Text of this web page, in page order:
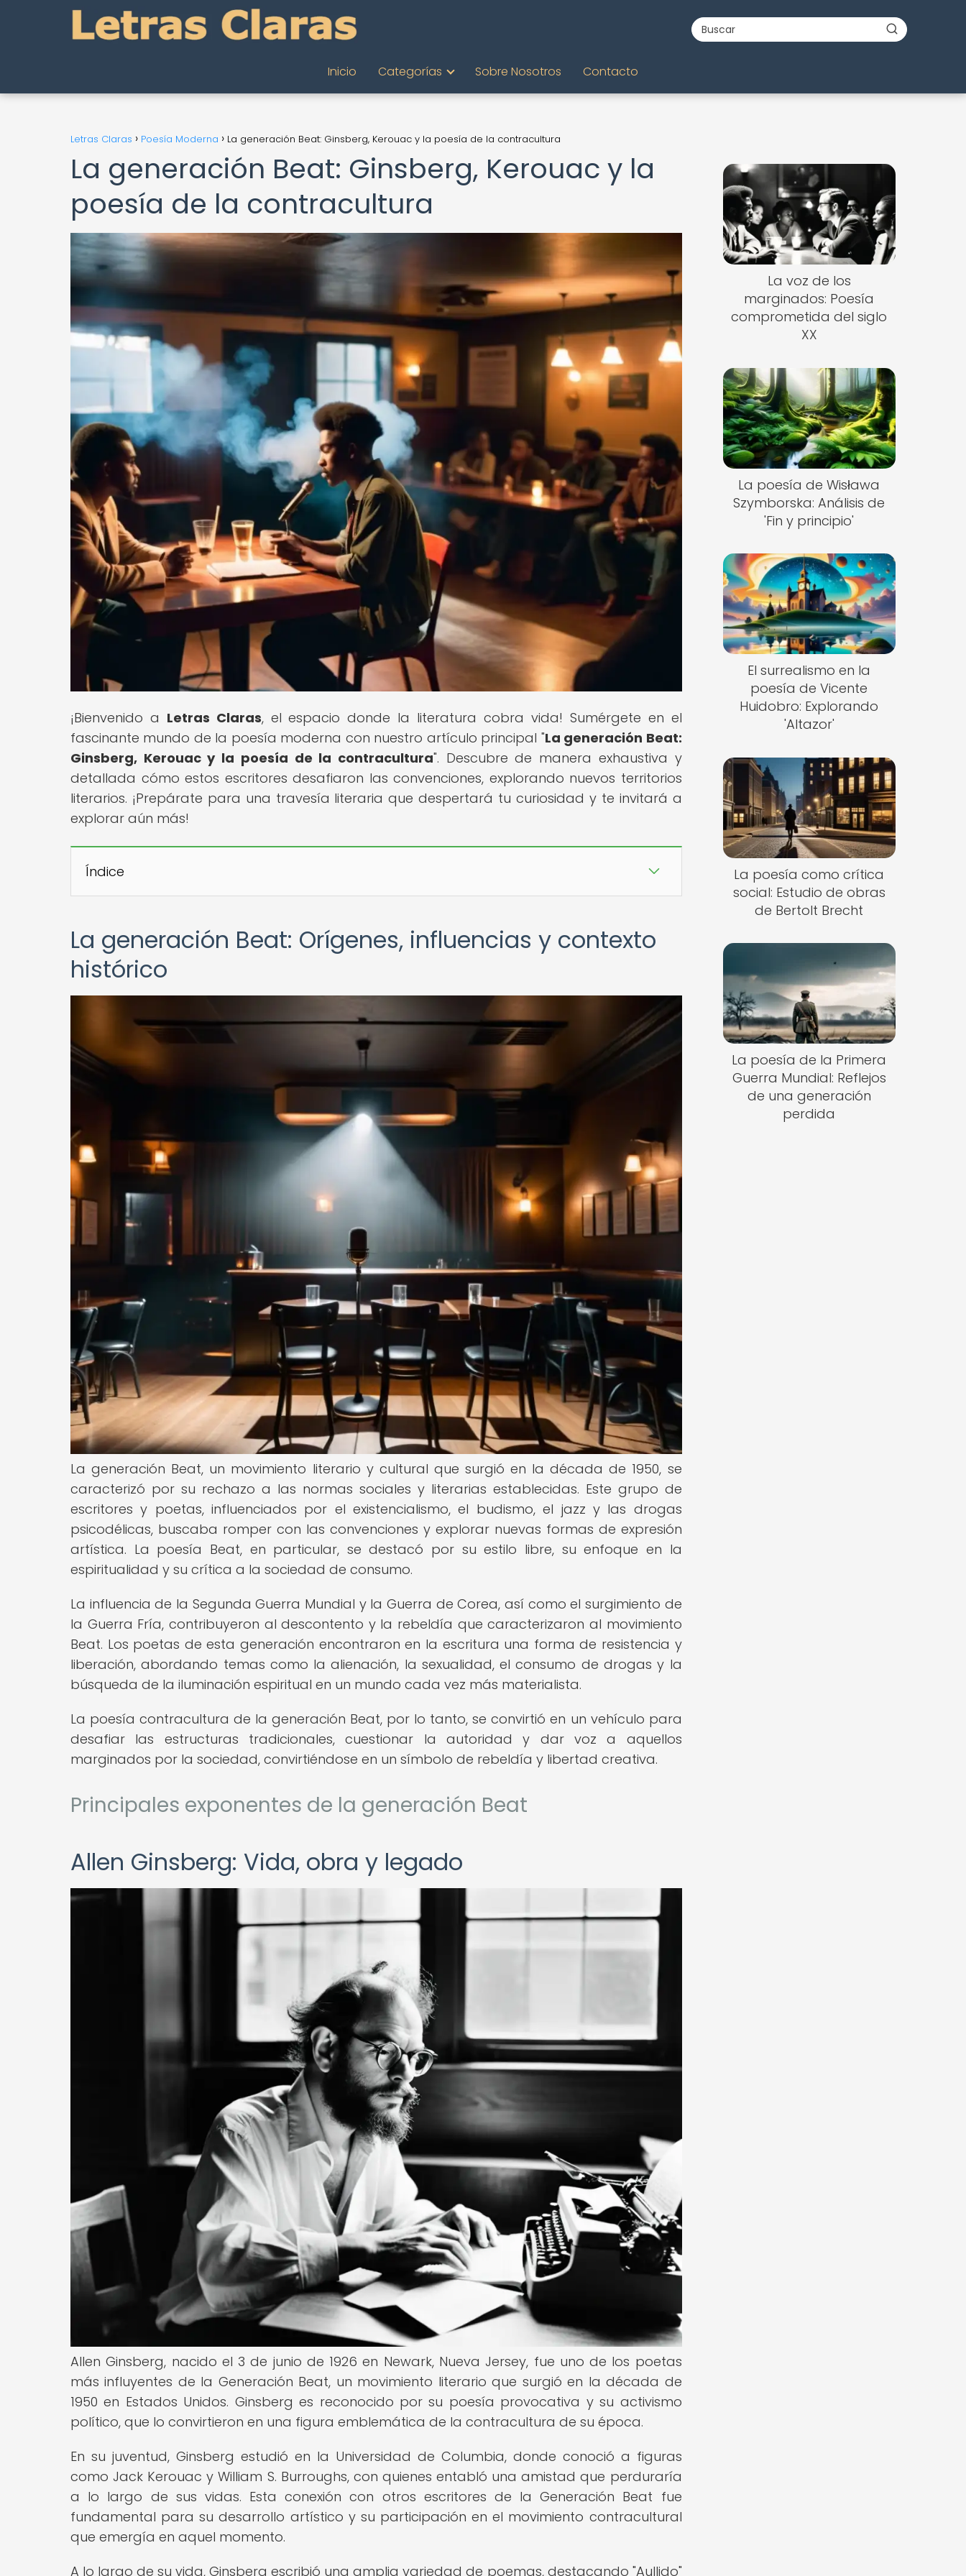
Inicio Categorías Sobre Nosotros Contacto
Letras Claras Poesía Moderna La generación Beat: Ginsberg, Kerouac y la poesía de la contracultura
La generación Beat: Ginsberg, Kerouac y la
poesía de la contracultura
¡Bienvenido a Letras Claras, el espacio donde la literatura cobra vida! Sumérgete en el
fascinante mundo de la poesía moderna con nuestro artículo principal "La generación Beat:
Ginsberg, Kerouac y la poesía de la contracultura". Descubre de manera exhaustiva y
detallada cómo estos escritores desafiaron las convenciones, explorando nuevos territorios
literarios. ¡Prepárate para una travesía literaria que despertará tu curiosidad y te invitará a
explorar aún más!
Índice
La generación Beat: Orígenes, influencias y contexto
histórico
La generación Beat, un movimiento literario y cultural que surgió en la década de 1950, se
caracterizó por su rechazo a las normas sociales y literarias establecidas. Este grupo de
escritores y poetas, influenciados por el existencialismo, el budismo, el jazz y las drogas
psicodélicas, buscaba romper con las convenciones y explorar nuevas formas de expresión
artística. La poesía Beat, en particular, se destacó por su estilo libre, su enfoque en la
espiritualidad y su crítica a la sociedad de consumo.
La influencia de la Segunda Guerra Mundial y la Guerra de Corea, así como el surgimiento de
la Guerra Fría, contribuyeron al descontento y la rebeldía que caracterizaron al movimiento
Beat. Los poetas de esta generación encontraron en la escritura una forma de resistencia y
liberación, abordando temas como la alienación, la sexualidad, el consumo de drogas y la
búsqueda de la iluminación espiritual en un mundo cada vez más materialista.
La poesía contracultura de la generación Beat, por lo tanto, se convirtió en un vehículo para
desafiar las estructuras tradicionales, cuestionar la autoridad y dar voz a aquellos
marginados por la sociedad, convirtiéndose en un símbolo de rebeldía y libertad creativa.
Principales exponentes de la generación Beat
Allen Ginsberg: Vida, obra y legado
Allen Ginsberg, nacido el 3 de junio de 1926 en Newark, Nueva Jersey, fue uno de los poetas
más influyentes de la Generación Beat, un movimiento literario que surgió en la década de
1950 en Estados Unidos. Ginsberg es reconocido por su poesía provocativa y su activismo
político, que lo convirtieron en una figura emblemática de la contracultura de su época.
En su juventud, Ginsberg estudió en la Universidad de Columbia, donde conoció a figuras
como Jack Kerouac y William S. Burroughs, con quienes entabló una amistad que perduraría
a lo largo de sus vidas. Esta conexión con otros escritores de la Generación Beat fue
fundamental para su desarrollo artístico y su participación en el movimiento contracultural
que emergía en aquel momento.
A lo largo de su vida, Ginsberg escribió una amplia variedad de poemas, destacando "Aullido"
La voz de los
marginados: Poesía
comprometida del siglo
XX
La poesía de Wisława
Szymborska: Análisis de
'Fin y principio'
El surrealismo en la
poesía de Vicente
Huidobro: Explorando
'Altazor'
La poesía como crítica
social: Estudio de obras
de Bertolt Brecht
La poesía de la Primera
Guerra Mundial: Reflejos
de una generación
perdida